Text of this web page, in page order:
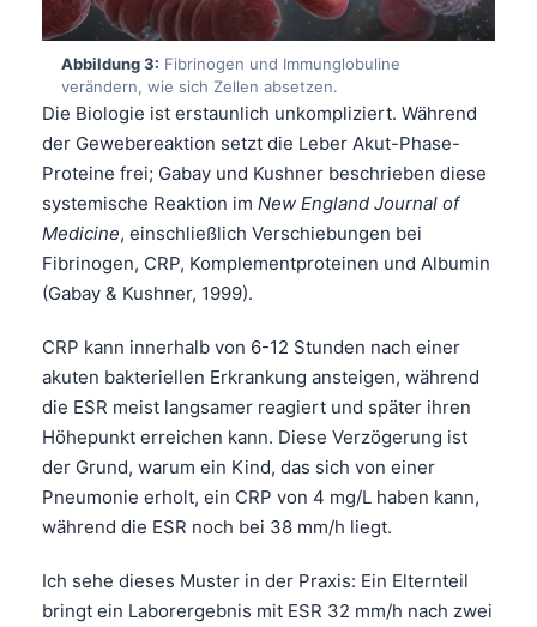
Abbildung 3: Fibrinogen und Immunglobuline
verändern, wie sich Zellen absetzen.
Die Biologie ist erstaunlich unkompliziert. Während
der Gewebereaktion setzt die Leber Akut-Phase-
Proteine frei; Gabay und Kushner beschrieben diese
systemische Reaktion im New England Journal of
Medicine, einschließlich Verschiebungen bei
Fibrinogen, CRP, Komplementproteinen und Albumin
(Gabay & Kushner, 1999).
CRP kann innerhalb von 6-12 Stunden nach einer
akuten bakteriellen Erkrankung ansteigen, während
die ESR meist langsamer reagiert und später ihren
Höhepunkt erreichen kann. Diese Verzögerung ist
der Grund, warum ein Kind, das sich von einer
Pneumonie erholt, ein CRP von 4 mg/L haben kann,
während die ESR noch bei 38 mm/h liegt.
Ich sehe dieses Muster in der Praxis: Ein Elternteil
bringt ein Laborergebnis mit ESR 32 mm/h nach zwei